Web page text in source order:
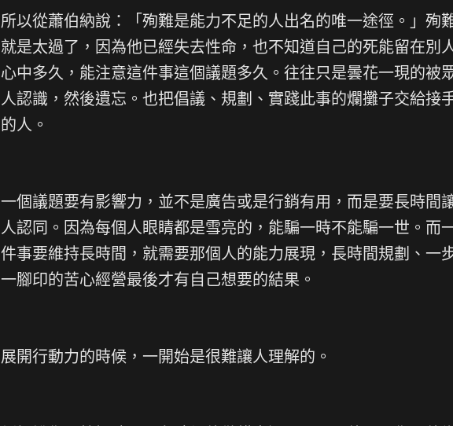
所以從蕭伯納說：「殉難是能力不足的人出名的唯一途徑。」殉
就是太過了，因為他已經失去性命，也不知道自己的死能留在別
心中多久，能注意這件事這個議題多久。往往只是曇花一現的被
人認識，然後遺忘。也把倡議、規劃、實踐此事的爛攤子交給接
的人。
一個議題要有影響力，並不是廣告或是行銷有用，而是要長時間
人認同。因為每個人眼睛都是雪亮的，能騙一時不能騙一世。而
件事要維持長時間，就需要那個人的能力展現，長時間規劃、一
一腳印的苦心經營最後才有自己想要的結果。
展開行動力的時候，一開始是很難讓人理解的。